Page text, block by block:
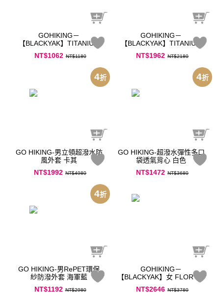
GOHIKING－
【BLACKYAK】TITANIUM
折疊雪拉碗－300ml（碳
灰）
NT$1062 NT$1180
GOHIKING－
【BLACKYAK】TITANIUM
折疊把手－套鍋三件組（碳
灰）
NT$1962 NT$2180
GO HIKING-男立領超潑水防
風外套 卡其
NT$1992 NT$4980
4折
GO HIKING-超潑水彈性多口
袋透氣背心 白色
NT$1472 NT$3680
4折
GO HIKING-男RePET環保
紗防潑外套 海軍藍
NT$1192 NT$2980
4折
GOHIKING－
【BLACKYAK】女 FLORY印
花背心（淺粉紅）－花樣設
計
NT$2646 NT$3780